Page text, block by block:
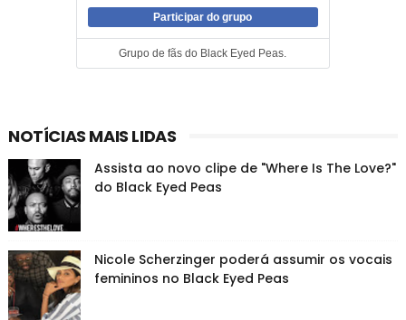
Participar do grupo
Grupo de fãs do Black Eyed Peas.
NOTÍCIAS MAIS LIDAS
Assista ao novo clipe de "Where Is The Love?"
do Black Eyed Peas
Nicole Scherzinger poderá assumir os vocais
femininos no Black Eyed Peas